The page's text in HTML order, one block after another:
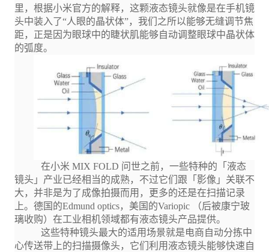
里，根据小米官方的解释，这颗液态镜头就像是在手机镜
头中装入了“人眼的晶状体”，我们之所以能够无缝调节焦
距，正是因为眼球中的睫状肌能够自动调整眼球中晶状体
的弧度。
在小米 MIX FOLD 问世之前，一些特种的「液态
镜头」产业已经相当的成熟，不过它们跟「影像」关联不
大，并非是为了成像拍摄而用，更多的还是在扫描记录
上。德国的Edmund optics，美国的Variopic （后被康宁玻
璃收购）在工业相机领域都有液态镜头产品提供。
这些特种镜头最大的适用场景就是电商自动分拣中
心传送带上的扫描摄像头，它们利用液态镜头能够快速自